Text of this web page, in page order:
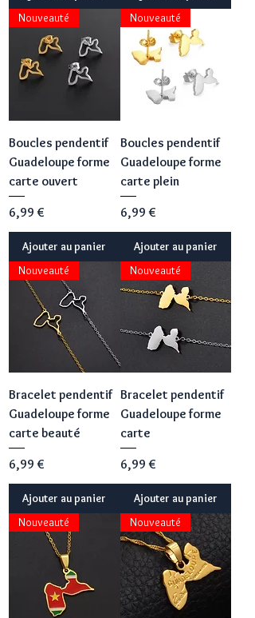
Nouveauté
Boucles pendentif
Guadeloupe forme
carte ouvert
Prix
6,99 €
Ajouter au panier
Nouveauté
Boucles pendentif
Guadeloupe forme
carte plein
Prix
6,99 €
Ajouter au panier
Nouveauté
Bracelet pendentif
Guadeloupe forme
carte beauté
Prix
6,99 €
Ajouter au panier
Nouveauté
Bracelet pendentif
Guadeloupe forme
carte
Prix
6,99 €
Ajouter au panier
Nouveauté
Nouveauté